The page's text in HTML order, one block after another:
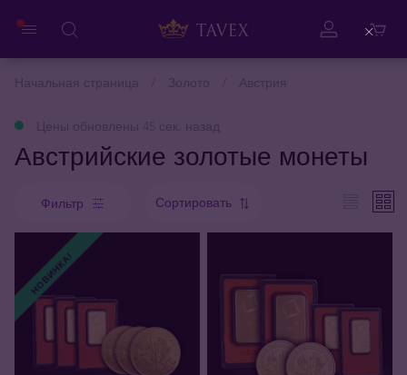
Австрийские золотые монеты
Фильтр Сортировать
НОВИНКА!
Close